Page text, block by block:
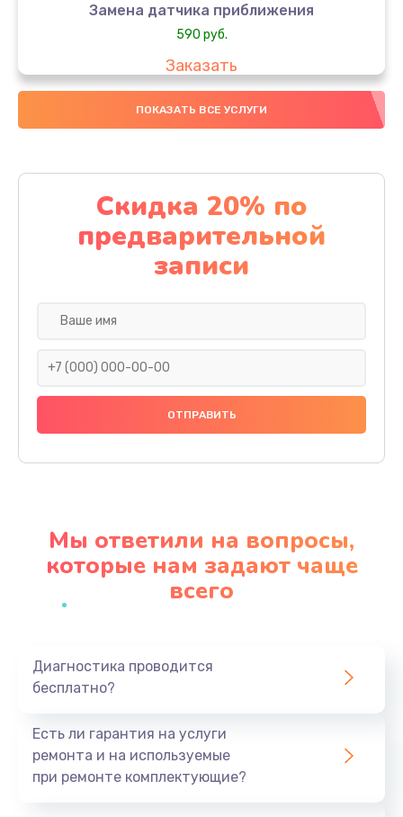
Замена датчика приближения
590 руб.
Заказать
Замена стекла
Обновление ПО
890 руб.
Заказать
Заказать
Замена аккумулятора
620 руб.
Заказать
940 руб.
Заказать
Заказать
490 руб.
Заказать
ПОКАЗАТЬ ВСЕ УСЛУГИ
Скидка 20% по
предварительной
записи
Мы ответили на вопросы,
которые нам задают чаще
всего
Диагностика проводится
бесплатно?
Есть ли гарантия на услуги
ремонта и на используемые
при ремонте комплектующие?